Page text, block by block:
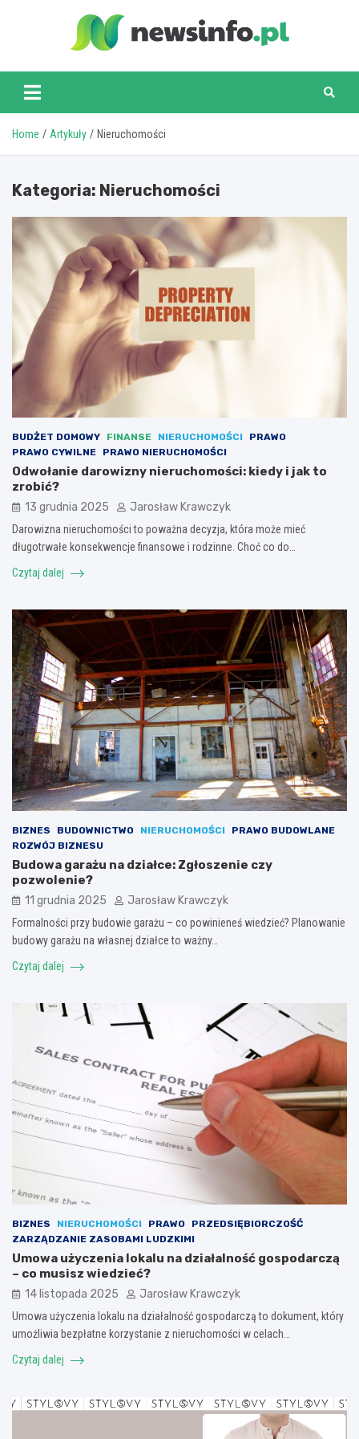
newsinfo.pl
Home Artykuły Nieruchomości
Kategoria: Nieruchomości
BUDŻET DOMOWY FINANSE NIERUCHOMOŚCI
PRAWO
PRAWO CYWILNE
PRAWO NIERUCHOMOŚCI
Odwołanie darowizny nieruchomości: kiedy i jak to
zrobić?
13 grudnia 2025 Jarosław Krawczyk
Darowizna nieruchomości to poważna decyzja, która może mieć
długotrwałe konsekwencje finansowe i rodzinne. Choć co do…
Czytaj dalej
BIZNES BUDOWNICTWO NIERUCHOMOŚCI
PRAWO BUDOWLANE
ROZWÓJ BIZNESU
Budowa garażu na działce: Zgłoszenie czy
pozwolenie?
11 grudnia 2025 Jarosław Krawczyk
Formalności przy budowie garażu – co powinieneś wiedzieć? Planowanie
budowy garażu na własnej działce to ważny…
Czytaj dalej
BIZNES NIERUCHOMOŚCI PRAWO
PRZEDSIĘBIORCZOŚĆ
ZARZĄDZANIE ZASOBAMI LUDZKIMI
Umowa użyczenia lokalu na działalność gospodarczą
– co musisz wiedzieć?
14 listopada 2025 Jarosław Krawczyk
Umowa użyczenia lokalu na działalność gospodarczą to dokument, który
umożliwia bezpłatne korzystanie z nieruchomości w celach…
Czytaj dalej